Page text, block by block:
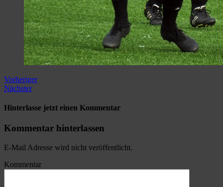
Vorheriger
Nächster
Hinterlasse jetzt einen Kommentar
Kommentar hinterlassen
E-Mail Adresse wird nicht veröffentlicht.
Kommentar